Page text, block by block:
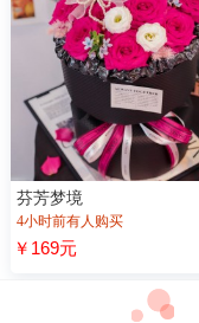
芬芳梦境
4小时前有人购买
￥169元